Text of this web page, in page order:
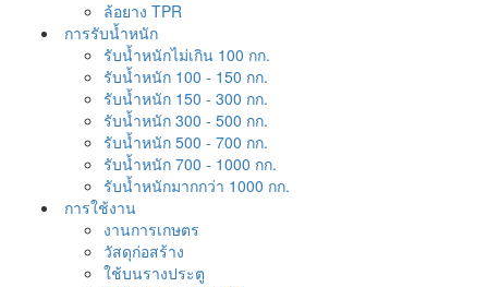
ล้อยาง TPR
การรับน้ำหนัก
รับน้ำหนักไม่เกิน 100 กก.
รับน้ำหนัก 100 - 150 กก.
รับน้ำหนัก 150 - 300 กก.
รับน้ำหนัก 300 - 500 กก.
รับน้ำหนัก 500 - 700 กก.
รับน้ำหนัก 700 - 1000 กก.
รับน้ำหนักมากกว่า 1000 กก.
การใช้งาน
งานการเกษตร
วัสดุก่อสร้าง
ใช้บนรางประตู